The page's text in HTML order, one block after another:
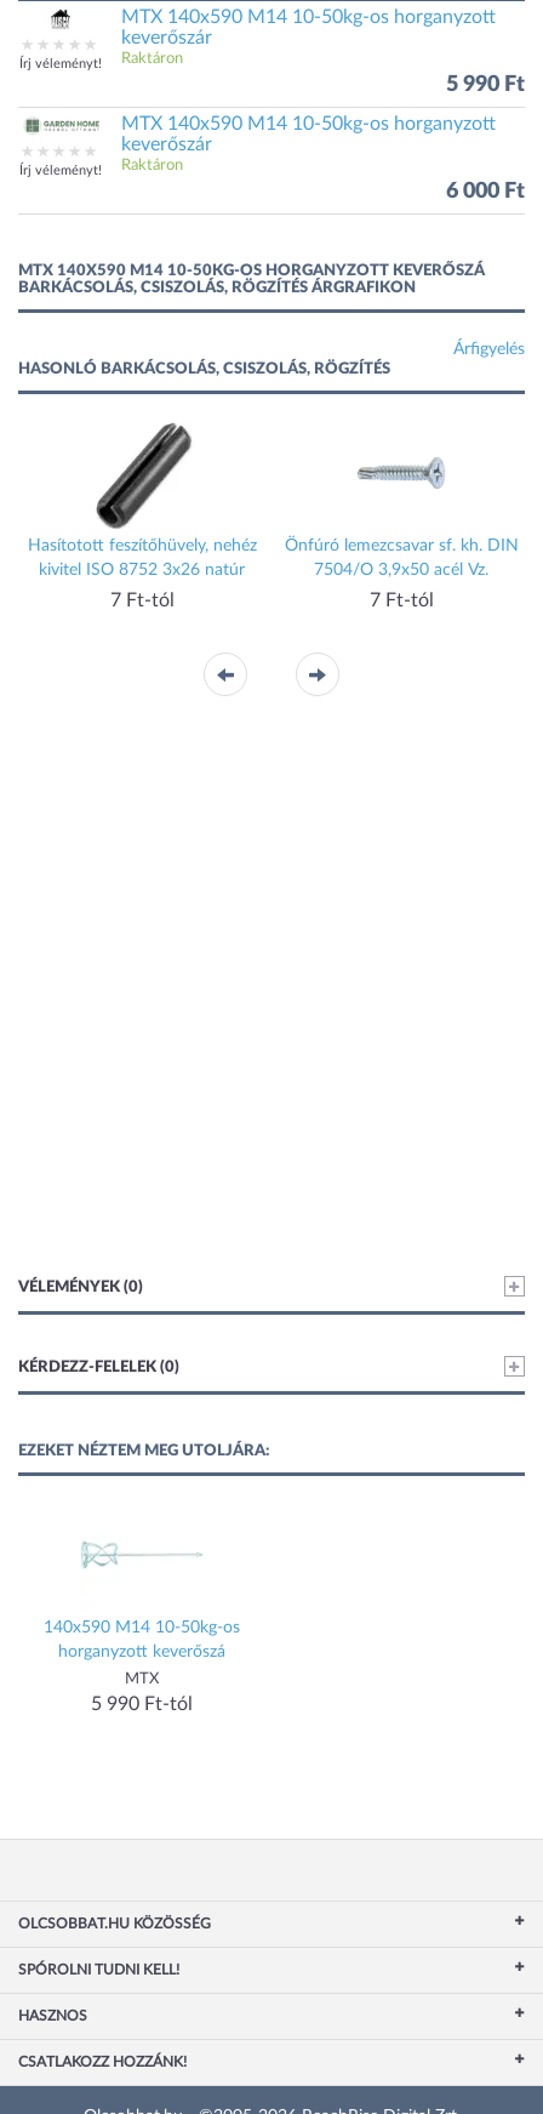
Írj véleményt!
MTX 140x590 M14 10-50kg-os horganyzott
keverőszár
Raktáron
5 990 Ft
Írj véleményt!
MTX 140x590 M14 10-50kg-os horganyzott
keverőszár
Raktáron
6 000 Ft
MTX 140X590 M14 10-50KG-OS HORGANYZOTT KEVERŐSZÁ
BARKÁCSOLÁS, CSISZOLÁS, RÖGZÍTÉS ÁRGRAFIKON
Árfigyelés
HASONLÓ BARKÁCSOLÁS, CSISZOLÁS, RÖGZÍTÉS
Hasítotott feszítőhüvely, nehéz
kivitel ISO 8752 3x26 natúr
7 Ft-tól
Önfúró lemezcsavar sf. kh. DIN
7504/O 3,9x50 acél Vz.
7 Ft-tól
VÉLEMÉNYEK (0)
KÉRDEZZ-FELELEK (0)
EZEKET NÉZTEM MEG UTOLJÁRA:
140x590 M14 10-50kg-os
horganyzott keverőszá
MTX
5 990 Ft-tól
OLCSOBBAT.HU KÖZÖSSÉG
SPÓROLNI TUDNI KELL!
HASZNOS
CSATLAKOZZ HOZZÁNK!